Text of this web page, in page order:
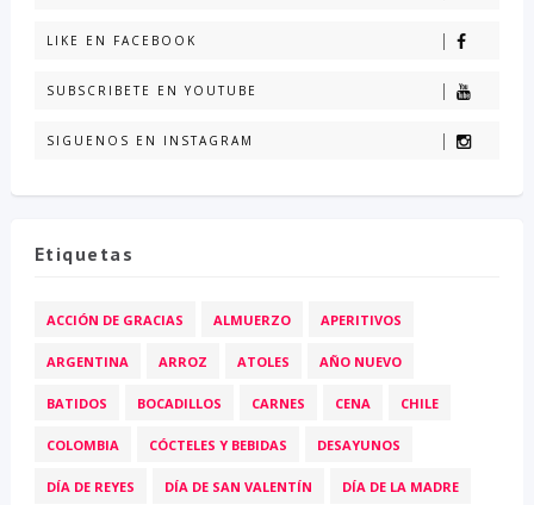
LIKE EN FACEBOOK
SUBSCRIBETE EN YOUTUBE
SIGUENOS EN INSTAGRAM
Etiquetas
ACCIÓN DE GRACIAS ALMUERZO APERITIVOS
ARGENTINA ARROZ ATOLES AÑO NUEVO
BATIDOS BOCADILLOS CARNES CENA CHILE
COLOMBIA CÓCTELES Y BEBIDAS DESAYUNOS
DÍA DE REYES DÍA DE SAN VALENTÍN DÍA DE LA MADRE